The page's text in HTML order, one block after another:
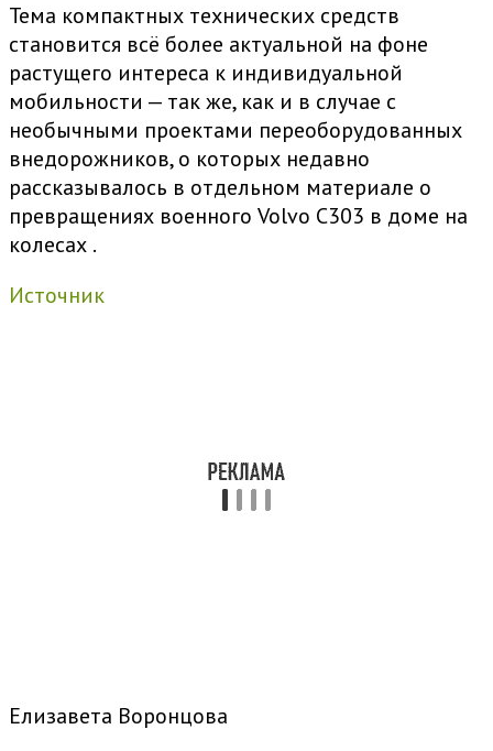
Тема компактных технических средств
становится всё более актуальной на фоне
растущего интереса к индивидуальной
мобильности — так же, как и в случае с
необычными проектами переоборудованных
внедорожников, о которых недавно
рассказывалось в отдельном материале о
превращениях военного Volvo C303 в доме на
колесах .
Источник
Елизавета Воронцова